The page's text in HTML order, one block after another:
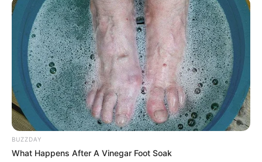
BUZZDAY
What Happens After A Vinegar Foot Soak